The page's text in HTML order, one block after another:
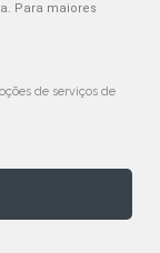
Para maiores
de serviços de